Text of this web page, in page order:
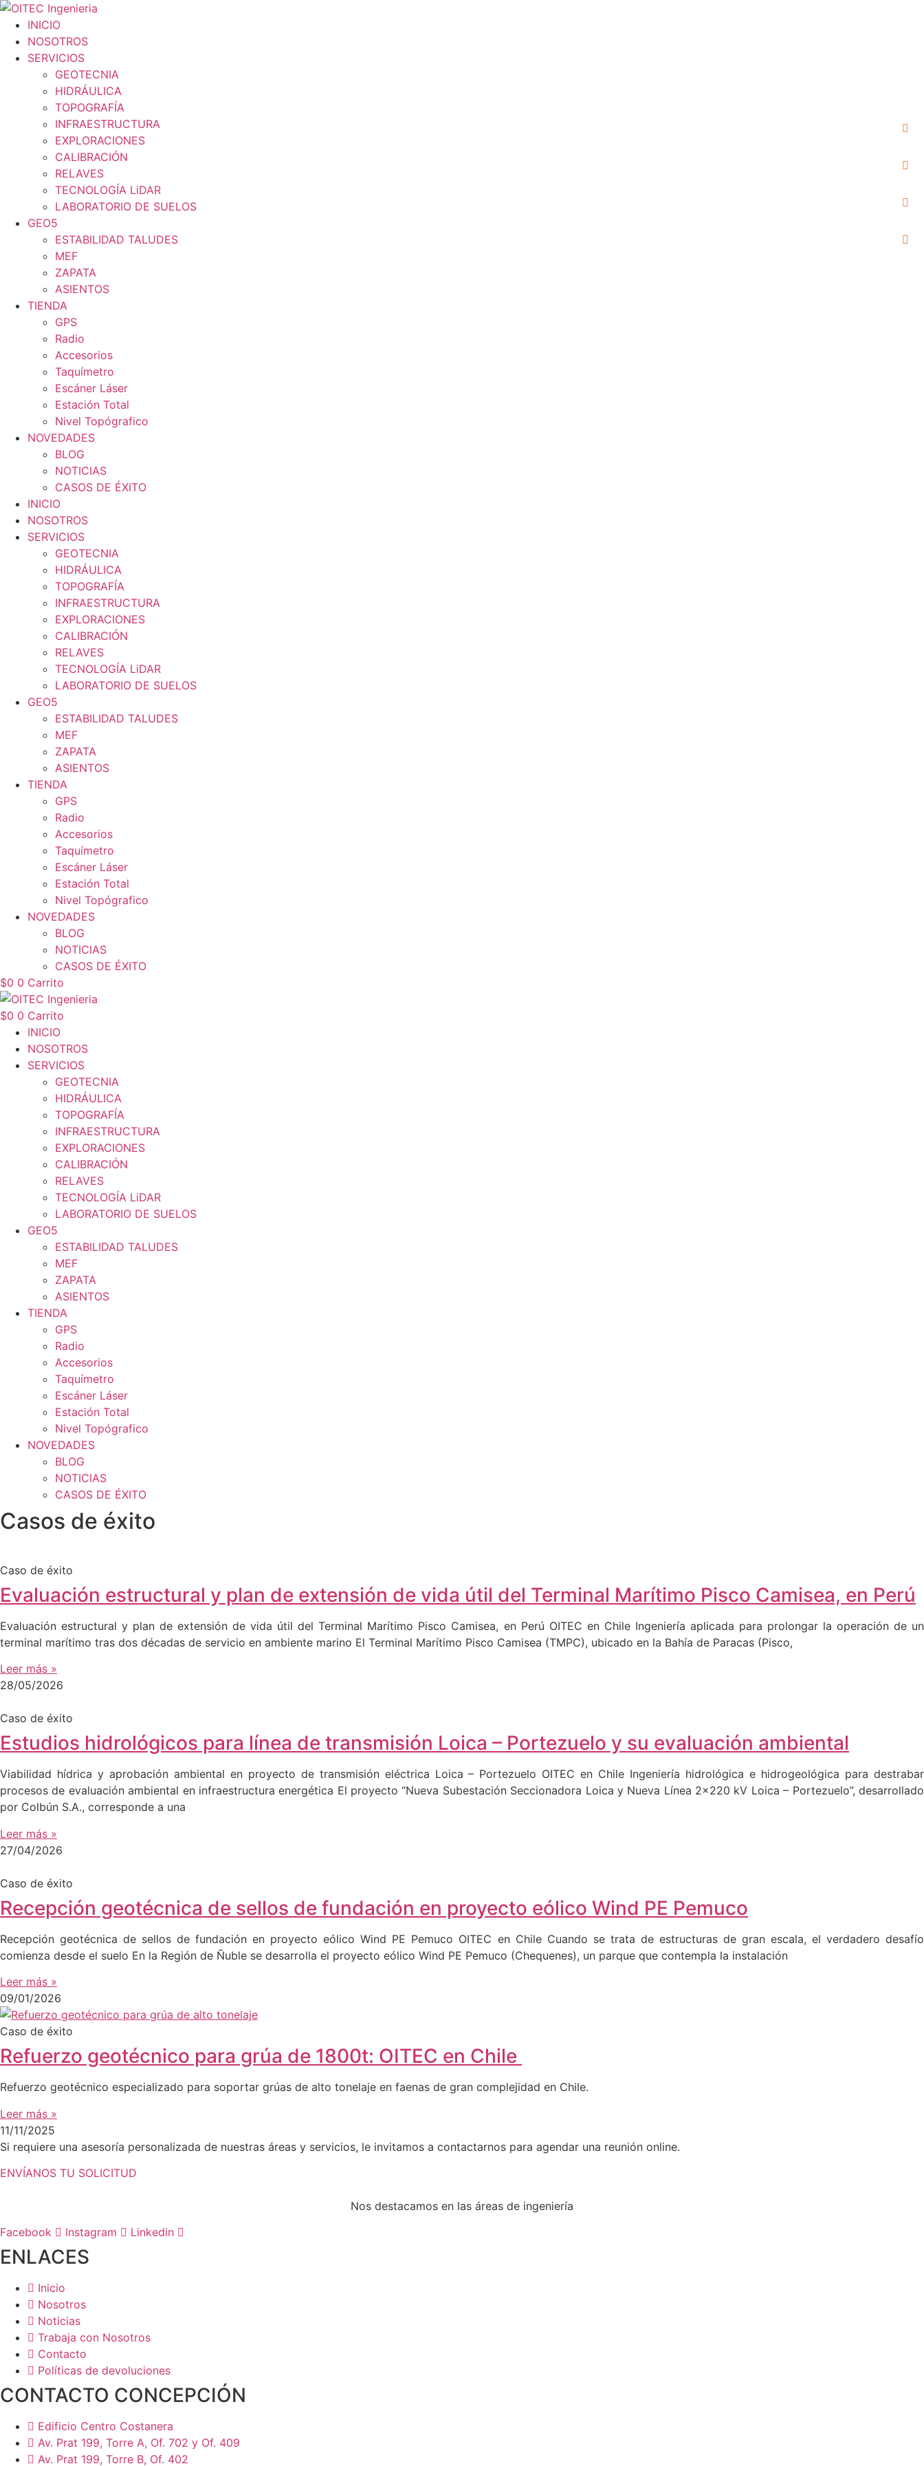
Ir
contenido
INICIO
NOSOTROS
SERVICIOS
GEOTECNIA
HIDRÁULICA
TOPOGRAFÍA
INFRAESTRUCTURA
EXPLORACIONES
CALIBRACIÓN
RELAVES
TECNOLOGÍA LiDAR
LABORATORIO DE SUELOS
GEO5
ESTABILIDAD TALUDES
MEF
ZAPATA
ASIENTOS
TIENDA
GPS
Radio
Accesorios
Taquímetro
Escáner Láser
Estación Total
Nivel Topógrafico
NOVEDADES
BLOG
NOTICIAS
CASOS DE ÉXITO
INICIO
NOSOTROS
SERVICIOS
GEOTECNIA
HIDRÁULICA
TOPOGRAFÍA
INFRAESTRUCTURA
EXPLORACIONES
CALIBRACIÓN
RELAVES
TECNOLOGÍA LiDAR
LABORATORIO DE SUELOS
GEO5
ESTABILIDAD TALUDES
MEF
ZAPATA
ASIENTOS
TIENDA
GPS
Radio
Accesorios
Taquímetro
Escáner Láser
Estación Total
Nivel Topógrafico
NOVEDADES
BLOG
NOTICIAS
CASOS DE ÉXITO
$0 0 Carrito
$0 0 Carrito
INICIO
NOSOTROS
SERVICIOS
GEOTECNIA
HIDRÁULICA
TOPOGRAFÍA
INFRAESTRUCTURA
EXPLORACIONES
CALIBRACIÓN
RELAVES
TECNOLOGÍA LiDAR
LABORATORIO DE SUELOS
GEO5
ESTABILIDAD TALUDES
MEF
ZAPATA
ASIENTOS
TIENDA
GPS
Radio
Accesorios
Taquímetro
Escáner Láser
Estación Total
Nivel Topógrafico
NOVEDADES
BLOG
NOTICIAS
CASOS DE ÉXITO
Casos de éxito
Caso de éxito
Evaluación estructural y plan de extensión de vida útil del Terminal Marítimo Pisco Camisea, en Perú
Evaluación estructural y plan de extensión de vida útil del Terminal Marítimo Pisco Camisea, en Perú OITEC en Chile Ingeniería aplicada para prolongar la operación de un
terminal marítimo tras dos décadas de servicio en ambiente marino El Terminal Marítimo Pisco Camisea (TMPC), ubicado en la Bahía de Paracas (Pisco,
Leer más »
28/05/2026
Caso de éxito
Estudios hidrológicos para línea de transmisión Loica – Portezuelo y su evaluación ambiental
Viabilidad hídrica y aprobación ambiental en proyecto de transmisión eléctrica Loica – Portezuelo OITEC en Chile Ingeniería hidrológica e hidrogeológica para destrabar
procesos de evaluación ambiental en infraestructura energética El proyecto “Nueva Subestación Seccionadora Loica y Nueva Línea 2×220 kV Loica – Portezuelo”, desarrollado
por Colbún S.A., corresponde a una
Leer más »
27/04/2026
Caso de éxito
Recepción geotécnica de sellos de fundación en proyecto eólico Wind PE Pemuco
Recepción geotécnica de sellos de fundación en proyecto eólico Wind PE Pemuco OITEC en Chile Cuando se trata de estructuras de gran escala, el verdadero desafío
comienza desde el suelo En la Región de Ñuble se desarrolla el proyecto eólico Wind PE Pemuco (Chequenes), un parque que contempla la instalación
Leer más »
09/01/2026
Caso de éxito
Refuerzo geotécnico para grúa de 1800t: OITEC en Chile
Refuerzo geotécnico especializado para soportar grúas de alto tonelaje en faenas de gran complejidad en Chile.
Leer más »
11/11/2025
Si requiere una asesoría personalizada de nuestras áreas y servicios, le invitamos a contactarnos para agendar una reunión online.
ENVÍANOS TU SOLICITUD
Nos destacamos en las áreas de ingeniería
Facebook
Instagram Linkedin
ENLACES
Inicio
Nosotros
Noticias
Trabaja con Nosotros
Contacto
Políticas de devoluciones
CONTACTO CONCEPCIÓN
Edificio Centro Costanera
Av. Prat 199, Torre A, Of. 702 y Of. 409
Av. Prat 199, Torre B, Of. 402